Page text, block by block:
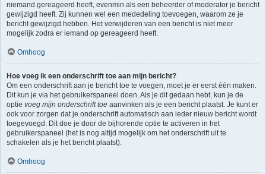
niemand gereageerd heeft, evenmin als een beheerder of moderator je bericht
gewijzigd heeft. Zij kunnen wel een mededeling toevoegen, waarom ze je
bericht gewijzigd hebben. Het verwijderen van een bericht is niet meer
mogelijk zodra er iemand op gereageerd heeft.
Omhoog
Hoe voeg ik een onderschrift toe aan mijn bericht?
Om een onderschrift aan je bericht toe te voegen, moet je er eerst één maken.
Dit kun je via het gebruikerspaneel doen. Als je dit gedaan hebt, kun je de
optie voeg mijn onderschrift toe aanvinken als je een bericht plaatst. Je kunt er
ook voor zorgen dat je onderschrift automatisch aan ieder nieuw bericht wordt
toegevoegd. Dit doe je door de bijhorende optie te activeren in het
gebruikerspaneel (het is nog altijd mogelijk om het onderschrift uit te
schakelen als je het bericht plaatst).
Omhoog